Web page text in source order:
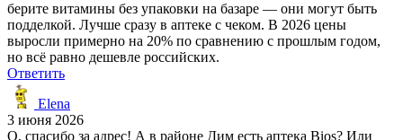
берите витамины без упаковки на базаре — они могут быть
подделкой. Лучше сразу в аптеке с чеком. В 2026 цены
выросли примерно на 20% по сравнению с прошлым годом,
но всё равно дешевле российских.
Ответить
Elena
3 июня 2026
О, спасибо за адрес! А в районе Дим есть аптека Bios? Или